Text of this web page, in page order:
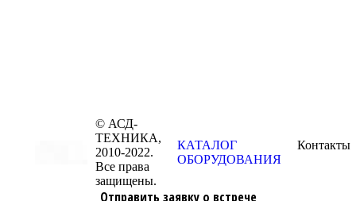
© АСД-
ТЕХНИКА,
2010-2022.
Все права
защищены.
КАТАЛОГ
ОБОРУДОВАНИЯ
Контакты
Отправить заявку о встрече